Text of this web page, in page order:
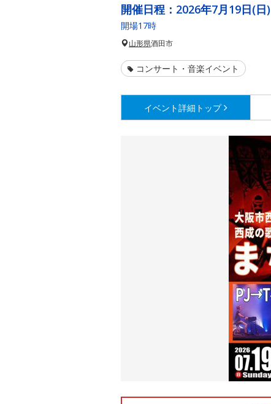
開催日程： 2026年7月19日(日)
開場17時
山形県酒田市
コンサート・音楽イベント
イベント詳細 トップ